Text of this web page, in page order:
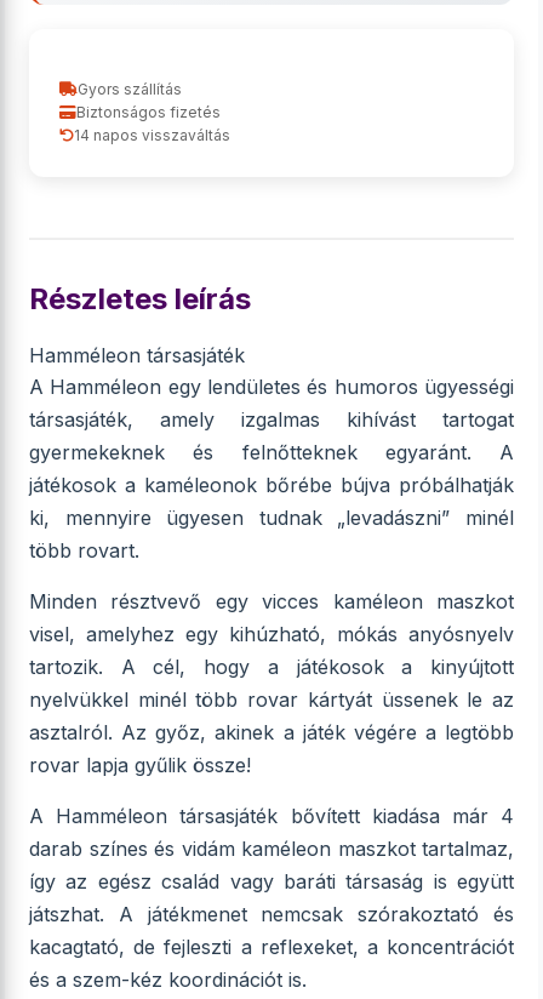
Gyors szállítás
Biztonságos fizetés
14 napos visszaváltás
Részletes leírás
Hamméleon társasjáték
A Hamméleon egy lendületes és humoros ügyességi
társasjáték, amely izgalmas kihívást tartogat
gyermekeknek és felnőtteknek egyaránt. A
játékosok a kaméleonok bőrébe bújva próbálhatják
ki, mennyire ügyesen tudnak „levadászni” minél
több rovart.
Minden résztvevő egy vicces kaméleon maszkot
visel, amelyhez egy kihúzható, mókás anyósnyelv
tartozik. A cél, hogy a játékosok a kinyújtott
nyelvükkel minél több rovar kártyát üssenek le az
asztalról. Az győz, akinek a játék végére a legtöbb
rovar lapja gyűlik össze!
A Hamméleon társasjáték bővített kiadása már 4
darab színes és vidám kaméleon maszkot tartalmaz,
így az egész család vagy baráti társaság is együtt
játszhat. A játékmenet nemcsak szórakoztató és
kacagtató, de fejleszti a reflexeket, a koncentrációt
és a szem-kéz koordinációt is.